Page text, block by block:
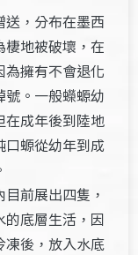
，分布在墨西
地被破壞，在
擁有不會退化
。一般蠑螈幼
在成年後到陸地
螈從幼年到成
前展出四隻，
底層生活，因
凍後，放入水底